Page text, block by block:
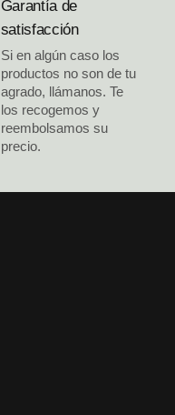
Garantía de
satisfacción
Si en algún caso los
productos no son de tu
agrado, llámanos. Te
los recogemos y
reembolsamos su
precio.